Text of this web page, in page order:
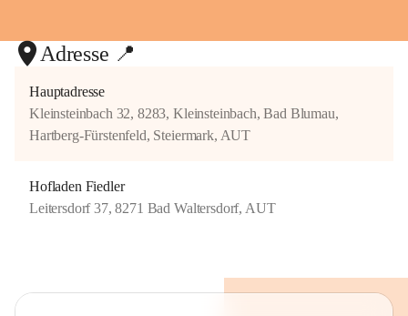
Eure Familie Fiedler 🌻
Adresse 📍
Hauptadresse
Kleinsteinbach 32, 8283, Kleinsteinbach, Bad Blumau,
Hartberg-Fürstenfeld, Steiermark, AUT
Hofladen Fiedler
Leitersdorf 37, 8271 Bad Waltersdorf, AUT